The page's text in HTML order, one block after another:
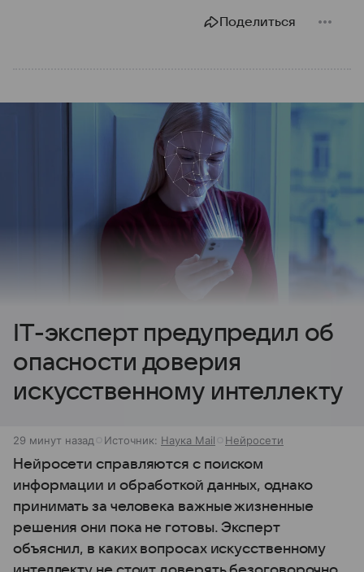
Поделиться
IT-эксперт предупредил об
опасности доверия
искусственному интеллекту
29 минут назад Источник: Наука Mail Нейросети
Нейросети справляются с поиском
информации и обработкой данных, однако
принимать за человека важные жизненные
решения они пока не готовы. Эксперт
объяснил, в каких вопросах искусственному